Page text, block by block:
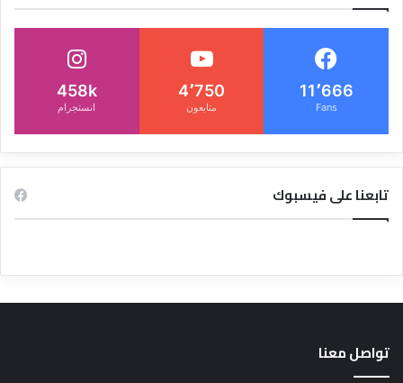
11٬666
Fans
4٬750
متابعون
458k
انستجرام
تابعنا على فيسبوك
تواصل معنا